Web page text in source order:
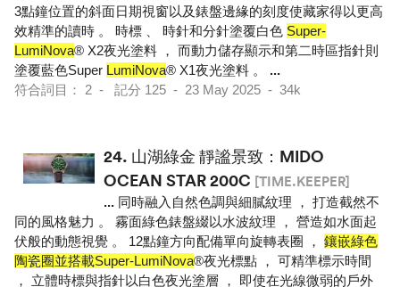
3點鐘位置的斜面日期視窗以及錶盤邊緣的刻度使藏家得以更高
效精準的讀時 。 時標 、 時針和分針塗覆白色 Super-
LumiNova® X2夜光塗料 ， 而動力儲存顯示和第二時區指針則
塗覆藍色Super LumiNova® X1夜光塗料 。 ...
符合詞目： 2 - 記分 125 - 23 May 2025 - 34k
24. 山湖綠金 靜謐景致：MIDO
OCEAN STAR 200C [TIME.KEEPER]
... 同時融入自然色調與細膩紋理 ， 打造截然不
同的風格魅力 。 霧面綠色錶盤綴以水波紋理 ， 營造如水面起
伏般的動態視覺 。 12點鐘方向配備單向旋轉表圈 ， 鑲嵌綠色
陶瓷圈並搭載Super-LumiNova®夜光標點 ， 可精準標示時間
， 立體時標與指針以白色夜光塗層 ， 即使在光線微弱的戶外